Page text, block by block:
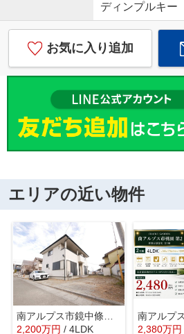
ディンプルキー
お気に入り追加
エリアの近い物件
南アルプス市鏡中條 平成15年築中古戸建 内装一新 車3台
2,200万円 / 4LDK
2,380万円